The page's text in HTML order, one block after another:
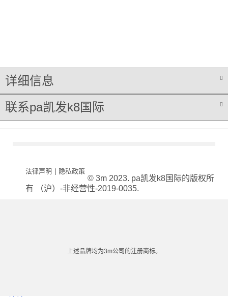
详细信息
联系pa凯发k8国际
法律声明 | 隐私政策
© 3m 2023. pa凯发k8国际的版权所
有 （沪）-非经营性-2019-0035.
上述品牌均为3m公司的注册商标。